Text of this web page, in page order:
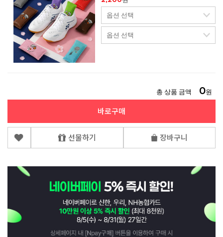
총 상품 금액 0원
바로구매
선물하기 장바구니